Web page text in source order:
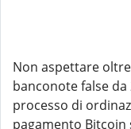
Non aspettare
banconote false
processo di
pagamento Bitcoin